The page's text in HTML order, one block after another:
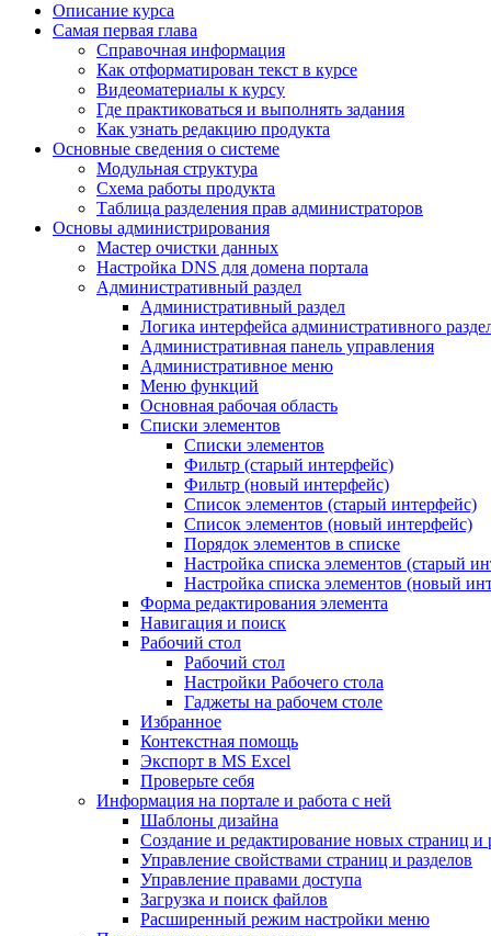
Описание курса
Самая первая глава
Справочная информация
Как отформатирован текст в курсе
Видеоматериалы к курсу
Где практиковаться и выполнять задания
Как узнать редакцию продукта
Основные сведения о системе
Модульная структура
Схема работы продукта
Таблица разделения прав администраторов
Основы администрирования
Мастер очистки данных
Настройка DNS для домена портала
Административный раздел
Административный раздел
Логика интерфейса административного
Административная панель управления
Административное меню
Меню функций
Основная рабочая область
Списки элементов
Списки элементов
Фильтр (старый интерфейс)
Фильтр (новый интерфейс)
Список элементов (старый интерфейс)
Список элементов (новый интерфейс)
Порядок элементов в списке
Настройка списка элементов (старый
Настройка списка элементов (новый
Форма редактирования элемента
Навигация и поиск
Рабочий стол
Рабочий стол
Настройки Рабочего стола
Гаджеты на рабочем столе
Избранное
Контекстная помощь
Экспорт в MS Excel
Проверьте себя
Информация на портале и работа с ней
Шаблоны дизайна
Создание и редактирование новых страниц и
Управление свойствами страниц и разделов
Управление правами доступа
Загрузка и поиск файлов
Расширенный режим настройки меню